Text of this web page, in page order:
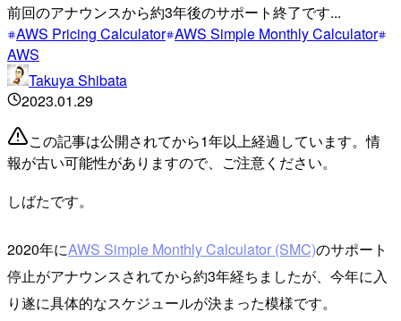
前回のアナウンスから約3年後のサポート終了です...
AWS Pricing Calculator AWS Simple Monthly Calculator
AWS
Takuya Shibata
2023.01.29
この記事は公開されてから1年以上経過しています。情
報が古い可能性がありますので、ご注意ください。
しばたです。
2020年にAWS Simple Monthly Calculator (SMC)のサポート
停止がアナウンスされてから約3年経ちましたが、今年に入
り遂に具体的なスケジュールが決まった模様です。